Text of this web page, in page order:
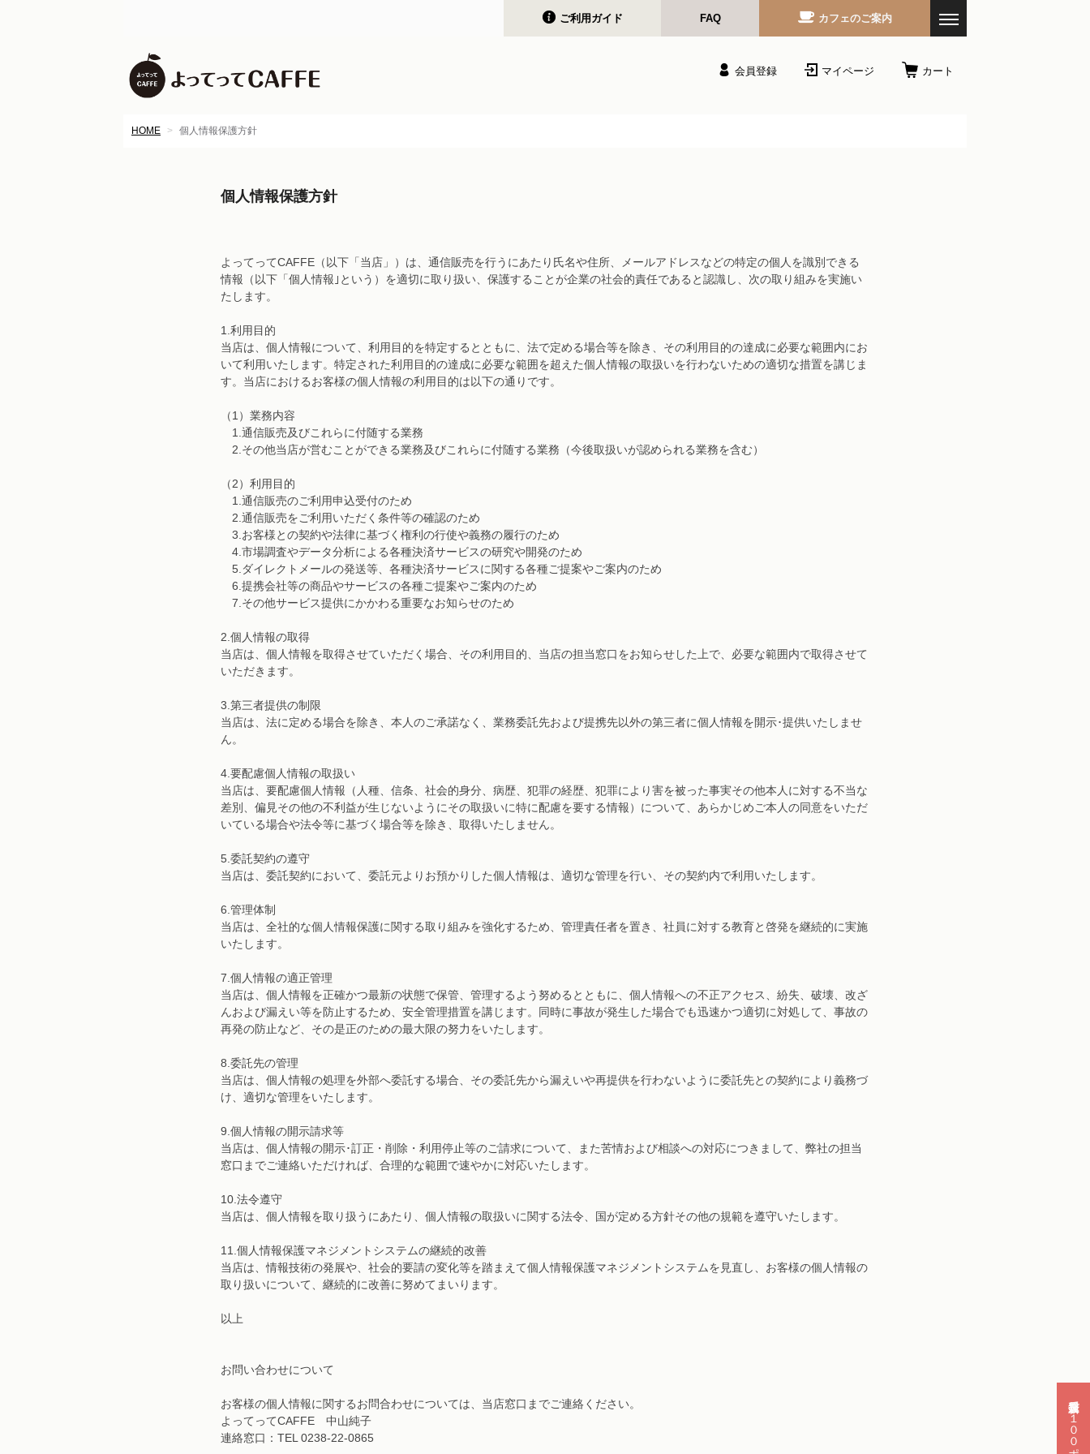
ご利用ガイド FAQ カフェのご案内
会員登録 マイページ カート
HOME 個人情報保護方針
個人情報保護方針
よってってCAFFE（以下「当店」）は、通信販売を行うにあたり氏名や住所、メールアドレスなどの特定の個人を識別できる
情報（以下「個人情報｣という）を適切に取り扱い、保護することが企業の社会的責任であると認識し、次の取り組みを実施い
たします。
1.利用目的
当店は、個人情報について、利用目的を特定するとともに、法で定める場合等を除き、その利用目的の達成に必要な範囲内にお
いて利用いたします。特定された利用目的の達成に必要な範囲を超えた個人情報の取扱いを行わないための適切な措置を講じま
す。当店におけるお客様の個人情報の利用目的は以下の通りです。
（1）業務内容
1.通信販売及びこれらに付随する業務
2.その他当店が営むことができる業務及びこれらに付随する業務（今後取扱いが認められる業務を含む）
（2）利用目的
1.通信販売のご利用申込受付のため
2.通信販売をご利用いただく条件等の確認のため
3.お客様との契約や法律に基づく権利の行使や義務の履行のため
4.市場調査やデータ分析による各種決済サービスの研究や開発のため
5.ダイレクトメールの発送等、各種決済サービスに関する各種ご提案やご案内のため
6.提携会社等の商品やサービスの各種ご提案やご案内のため
7.その他サービス提供にかかわる重要なお知らせのため
2.個人情報の取得
当店は、個人情報を取得させていただく場合、その利用目的、当店の担当窓口をお知らせした上で、必要な範囲内で取得させて
いただきます。
3.第三者提供の制限
当店は、法に定める場合を除き、本人のご承諾なく、業務委託先および提携先以外の第三者に個人情報を開示･提供いたしませ
ん。
4.要配慮個人情報の取扱い
当店は、要配慮個人情報（人種、信条、社会的身分、病歴、犯罪の経歴、犯罪により害を被った事実その他本人に対する不当な
差別、偏見その他の不利益が生じないようにその取扱いに特に配慮を要する情報）について、あらかじめご本人の同意をいただ
いている場合や法令等に基づく場合等を除き、取得いたしません。
5.委託契約の遵守
当店は、委託契約において、委託元よりお預かりした個人情報は、適切な管理を行い、その契約内で利用いたします。
6.管理体制
当店は、全社的な個人情報保護に関する取り組みを強化するため、管理責任者を置き、社員に対する教育と啓発を継続的に実施
いたします。
7.個人情報の適正管理
当店は、個人情報を正確かつ最新の状態で保管、管理するよう努めるとともに、個人情報への不正アクセス、紛失、破壊、改ざ
んおよび漏えい等を防止するため、安全管理措置を講じます。同時に事故が発生した場合でも迅速かつ適切に対処して、事故の
再発の防止など、その是正のための最大限の努力をいたします。
8.委託先の管理
当店は、個人情報の処理を外部へ委託する場合、その委託先から漏えいや再提供を行わないように委託先との契約により義務づ
け、適切な管理をいたします。
9.個人情報の開示請求等
当店は、個人情報の開示･訂正・削除・利用停止等のご請求について、また苦情および相談への対応につきまして、弊社の担当
窓口までご連絡いただければ、合理的な範囲で速やかに対応いたします。
10.法令遵守
当店は、個人情報を取り扱うにあたり、個人情報の取扱いに関する法令、国が定める方針その他の規範を遵守いたします。
11.個人情報保護マネジメントシステムの継続的改善
当店は、情報技術の発展や、社会的要請の変化等を踏まえて個人情報保護マネジメントシステムを見直し、お客様の個人情報の
取り扱いについて、継続的に改善に努めてまいります。
以上
お問い合わせについて
お客様の個人情報に関するお問合わせについては、当店窓口までご連絡ください。
よってってCAFFE 中山純子
連絡窓口：TEL 0238-22-0865